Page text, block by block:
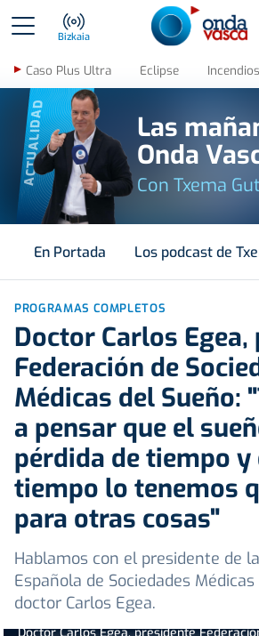
Bizkaia
Caso Plus Ultra Eclipse Incendios
ACTUALIDAD
Las
Onda
Con Txema
En Portada Los podcast de
PROGRAMAS COMPLETOS
Doctor Carlos
Federación de
Médicas del Sueño:
a pensar que el
pérdida de tiempo y
tiempo lo tenemos
para otras cosas"
Hablamos con el presidente de
Española de Sociedades
doctor Carlos Egea.